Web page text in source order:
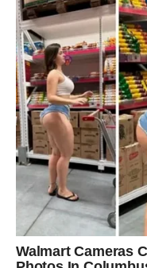
vjerovati.
Sada dolazi period
Odgovori koje ste
načine. Neke istine
uznemire, donijet će
Na ljubavnom planu
Slobodne Vodolije
privući svojom
koji su u vezi prolaze
jačanja povjerenja.